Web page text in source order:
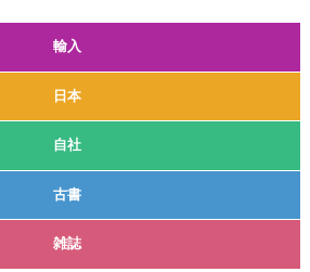
輸入
日本
自社
古書
雑誌